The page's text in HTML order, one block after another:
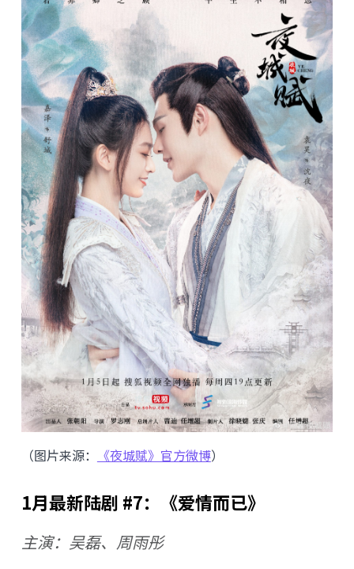
（图片来源： 《夜城赋》官方微博）
1月最新陆剧 #7：《爱情而已》
主演：吴磊、周雨彤